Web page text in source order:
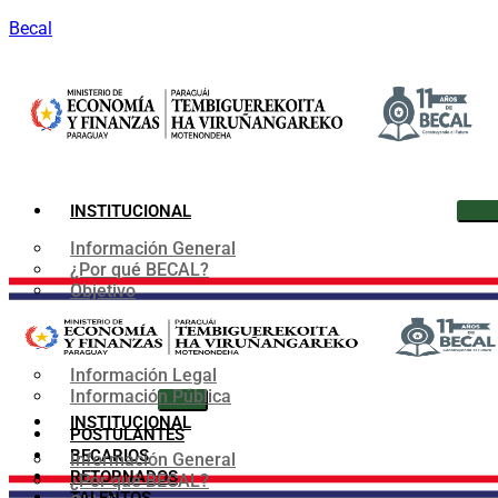
Becal
INSTITUCIONAL
Información General
¿Por qué BECAL?
Objetivo
Convenios
Marco Normativo
Información Legal
Información Pública
POSTULANTES
BECARIOS
RETORNADOS
INSTITUCIONAL
Información General
¿Por qué BECAL?